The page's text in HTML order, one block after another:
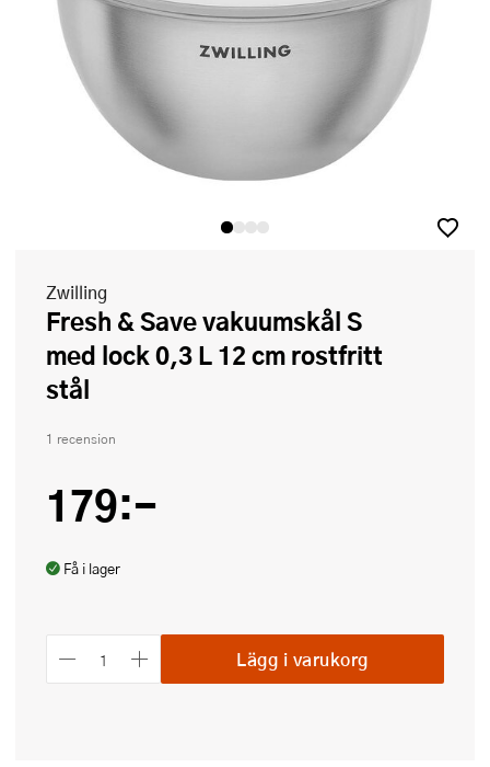
Zwilling
Fresh & Save vakuumskål S
med lock 0,3 L 12 cm rostfritt
stål
1 recension
179:-
Få i lager
Lägg i varukorg